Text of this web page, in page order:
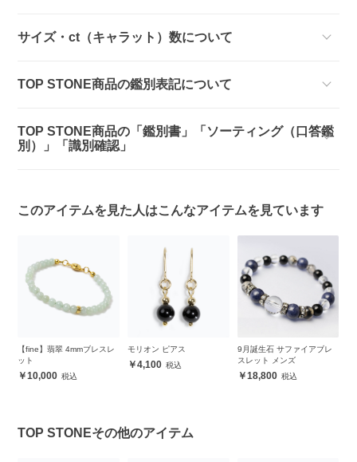
サイズ・ct（キャラット）数について
TOP STONE商品の鑑別表記について
TOP STONE商品の「鑑別書」「ソーティング（口答鑑
別）」「識別確認」
このアイテムを見た人はこんなアイテムを見ています
モリオン ピアス
4,100
9月誕生石 サファイアブレ
スレット メンズ
【X.G】シトリン メンズブ
レスレット
22,600
TOP STONEその他のアイテム